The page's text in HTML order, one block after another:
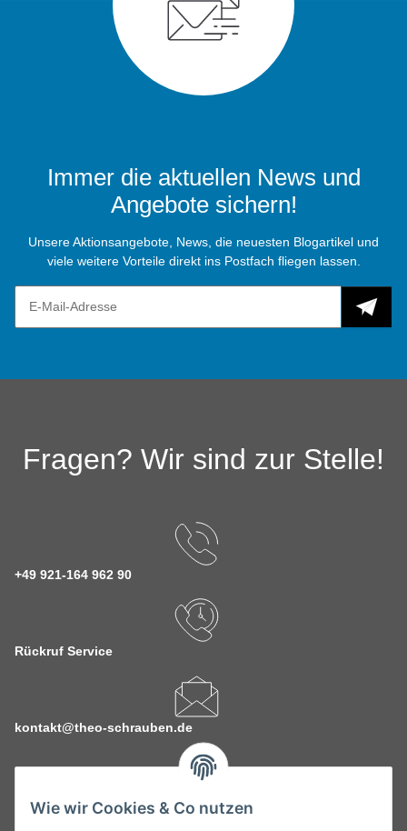
Wie wir Cookies & Co nutzen
Immer die aktuellen News und
Angebote sichern!
Unsere Aktionsangebote, News, die neuesten Blogartikel und
viele weitere Vorteile direkt ins Postfach fliegen lassen.
Fragen? Wir sind zur Stelle!
+49 921-164 962 90
Rückruf Service
kontakt@theo-schrauben.de